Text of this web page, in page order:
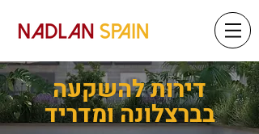
דירות להשקעה
בברצלונה ומדריד